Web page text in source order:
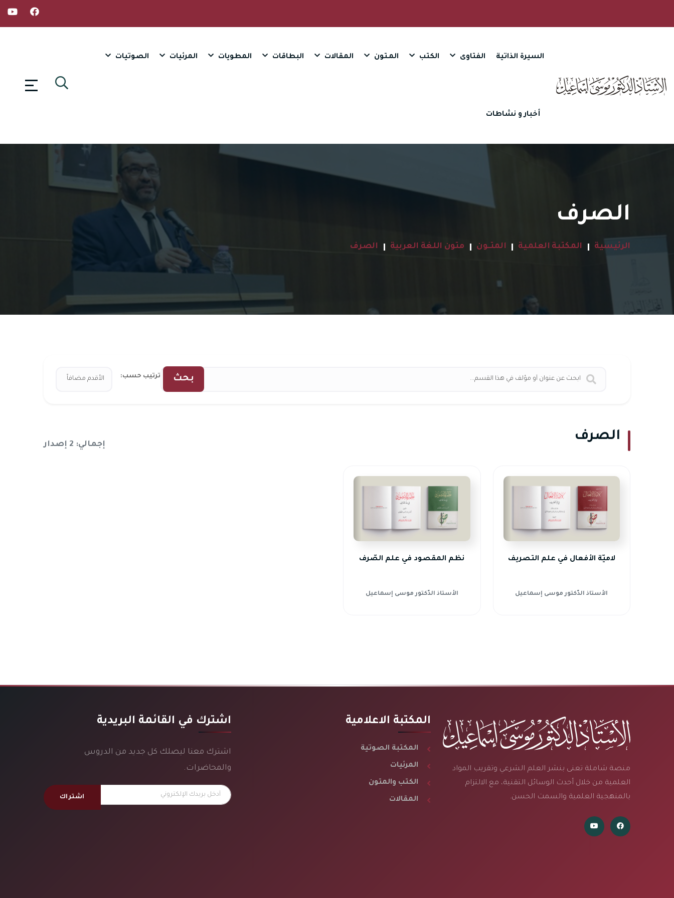
السيرة الذاتية الفتاوى الكتب المـتون المقالات البطاقات المطويات المرئيات الصوتيات
أخبار و نشاطات
الصرف
الرئيسية المكتبة العلمية المتــون متون اللغة العربية الصرف
بحث ترتيب حسب:
الصرف
إجمالي: 2 إصدار
لاميّة الأفعال في علم التصريف
الأستاذ الدّكتور موسى إسماعيل
نظم المقصود في علم الصّرف
الأستاذ الدّكتور موسى إسماعيل
منصة شاملة تعنى بنشر العلم الشرعي وتقريب المواد
العلمية من خلال أحدث الوسائل التقنية، مع الالتزام
بالمنهجية العلمية والسمت الحسن.
المكتبة الاعلامية
المكتبة الصوتية
المرئيات
الكتب والمتون
المقالات
اشترك في القائمة البريدية
اشترك معنا ليصلك كل جديد من الدروس
والمحاضرات.
اشتراك